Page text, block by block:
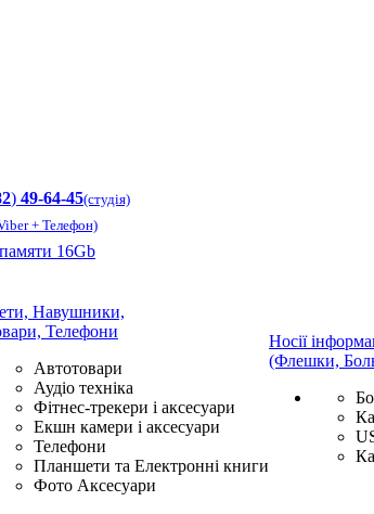
) 49-64-45(студія)
+ Телефон)
16Gb
Навушники,
Телефони
Автотовари
Аудіо техніка
Фітнес-трекери і аксесуари
Екшн камери і аксесуари
Телефони
Планшети та Електронні книги
Фото Аксесуари
Носії
(Флешки,